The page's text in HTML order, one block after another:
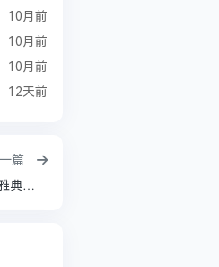
10月前
10月前
10月前
12天前
一篇
秀人网【过期米线线喵】与神同行主题 【天使？】【雅典娜?】鼻血图【53P 435M】